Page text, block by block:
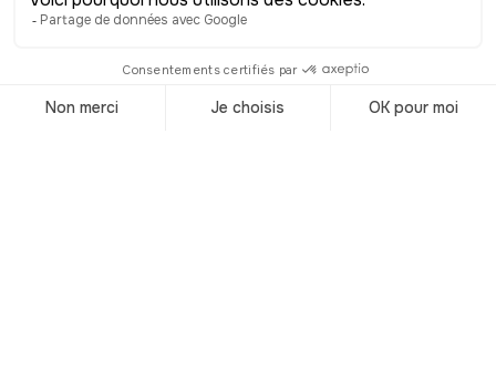
chaque jour. N’hésitez pas à faire un